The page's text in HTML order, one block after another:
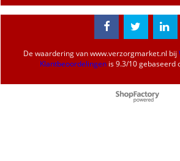
De waardering vanwww.verzorgmarket.nl bij
Klantbeoordelingenis9.3/10gebaseerd
Webwinkel gemaakt met
ShopFactory webwinkel